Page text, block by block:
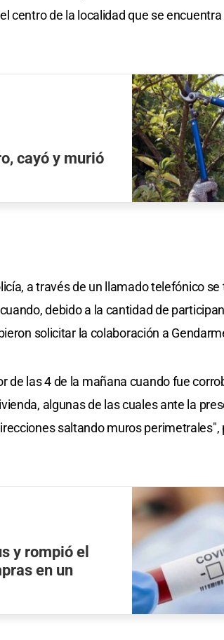
centro de la localidad que se
cayó y murió
a través de un llamado telefónico
debido a la cantidad de
solicitar la colaboración a
de las 4 de la mañana cuando fue
algunas de las cuales ante la
saltando muros perimetrales",
y rompió el
en un